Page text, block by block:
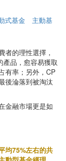
式基金
主動基
者的理性選擇，
品，愈容易獲取
有率；另外，CP
後淪落到被淘汰
金融市場更是如
均75%左右的共